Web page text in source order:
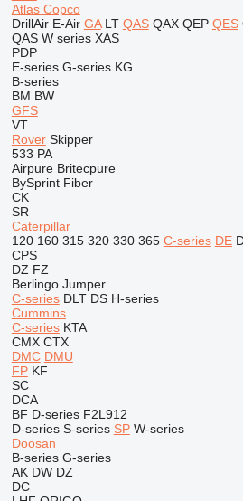
Atlas Copco
DrillAir E-Air GA LT QAS QAX QEP QES
QAS W series XAS
PDP
E-series G-series KG
B-series
BM BW
GFS
VT
Rover Skipper
533 PA
Airpure Britecpure
BySprint Fiber
CK
SR
Caterpillar
120 160 315 320 330 365 C-series DE
CPS
DZ FZ
Berlingo Jumper
C-series DLT DS H-series
Cummins
C-series KTA
CMX CTX
DMC DMU
FP KF
SC
DCA
BF D-series F2L912
D-series S-series SP W-series
Doosan
B-series G-series
AK DW DZ
DC